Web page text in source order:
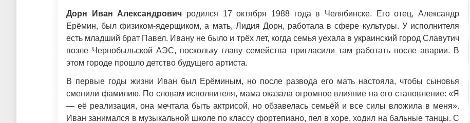
Дорн Иван Александрович родился 17 октября 1988 года в Челябинске. Его отец, Александр
Ерёмин, был физиком-ядерщиком, а мать, Лидия Дорн, работала в сфере культуры. У исполнителя
есть младший брат Павел. Ивану не было и трёх лет, когда семья уехала в украинский город Славутич
возле Чернобыльской АЭС, поскольку главу семейства пригласили там работать после аварии. В
этом городе прошло детство будущего артиста.
В первые годы жизни Иван был Ерёминым, но после развода его мать настояла, чтобы сыновья
сменили фамилию. По словам исполнителя, мама оказала огромное влияние на его становление: «Я
— её реализация, она мечтала быть актрисой, но обзавелась семьёй и все силы вложила в меня».
Иван занимался в музыкальной школе по классу фортепиано, пел в хоре, ходил на бальные танцы. С